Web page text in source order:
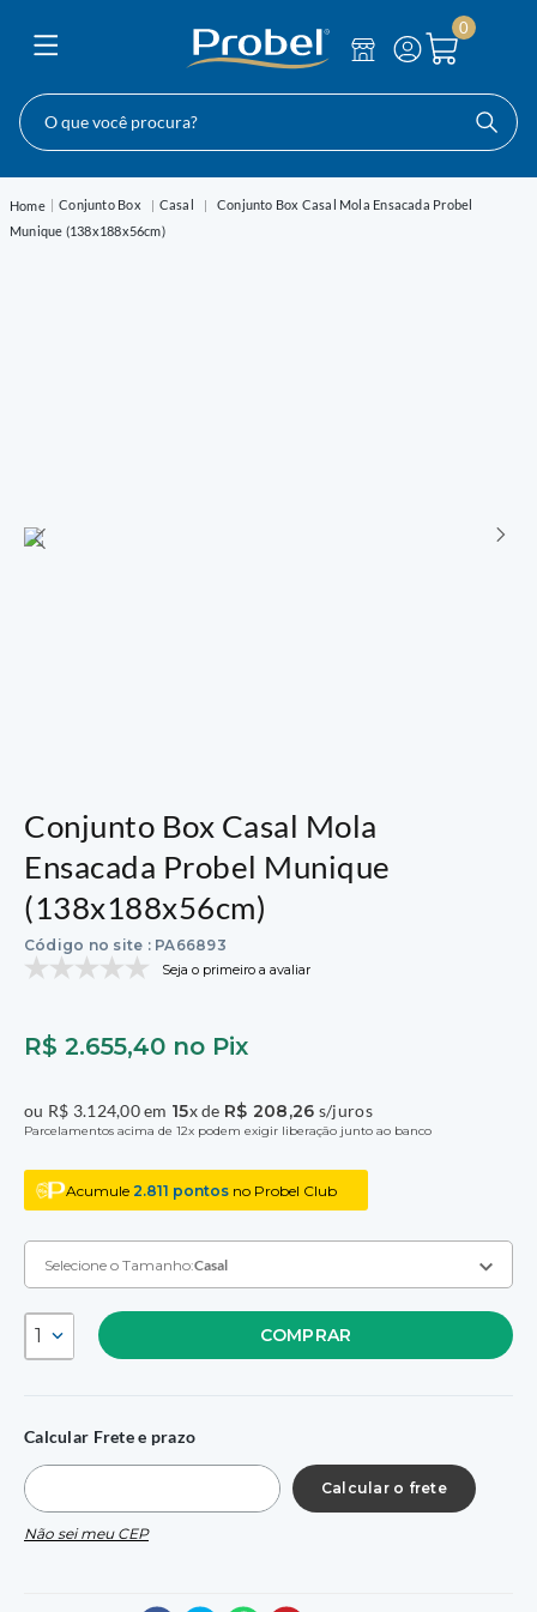
0
O que você procura?
Conjunto Box Casal
Conjunto Box Casal Mola Ensacada Probel
Munique (138x188x56cm)
Conjunto Box Casal Mola
Ensacada Probel Munique
(138x188x56cm)
Código no site : PA66893
Seja o primeiro a avaliar
R$ 2.655,40 no Pix
ou R$ 3.124,00em 15x de R$ 208,26 s/juros
Parcelamentos acima de 12x podem exigir liberação junto ao banco
Acumule 2.811 pontos no Probel Club
Selecione o Tamanho:Casal
Solteiro
A:56L:138C:188 R$ 3.124,00no Pix
Queen
1 COMPRAR
Calcular Frete e prazo
Não sei meu CEP